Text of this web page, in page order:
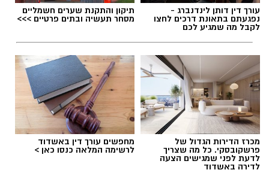
תגים: דגלים בחופי אשדוד
עורך דין דותן לינדנברג -
נפגעתם בתאונת דרכים לחצו
לקבל מה שמגיע לכם
תיקון והתקנת שערים חשמליים
מסחר תעשיה ובתים פרטיים >>>
מכרז הדירות הגדול של
פרשקובסקי. כל מה שצריך
לדעת לפני שמגישים הצעה
לדירה באשדוד
מחפשים עורך דין באשדוד
לרשימה המלאה כנסו כאן >